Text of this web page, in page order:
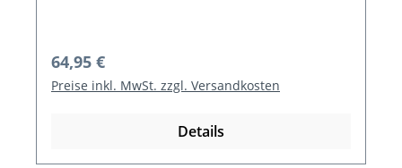
Regulärer Preis:
64,95 €
Preise inkl. MwSt. zzgl. Versandkosten
Details